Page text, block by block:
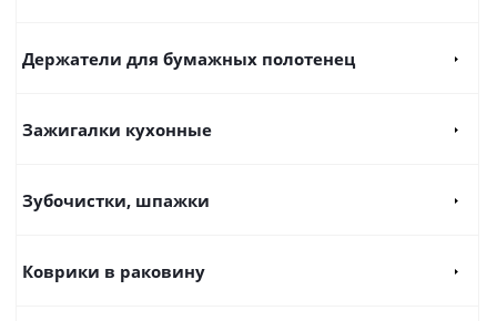
Держатели для бумажных полотенец
Зажигалки кухонные
Зубочистки, шпажки
Коврики в раковину